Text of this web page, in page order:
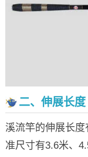
二、伸展长度
溪流竿的伸展长
准尺寸有3.6米、